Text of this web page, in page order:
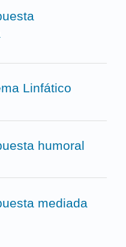
Linfático
humoral
mediada